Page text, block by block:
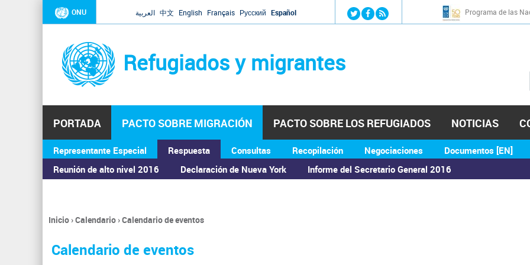
Jump to navigation
ONU العربية 中文 English Français Русский Español Programa de las
Refugiados y migrantes
PORTADA PACTO SOBRE MIGRACIÓN
Representante Especial
Respuesta
Reunión de alto nivel 2016
Declaración de Nueva York Informe del Secretario General 2016
Consultas Recopilación Negociaciones Documentos [EN]
PACTO SOBRE LOS REFUGIADOS NOTICIAS
ASAMBLEA GENERAL
Se
encuentra
usted
Inicio›Calendario›Calendario de eventos
Calendario de eventos